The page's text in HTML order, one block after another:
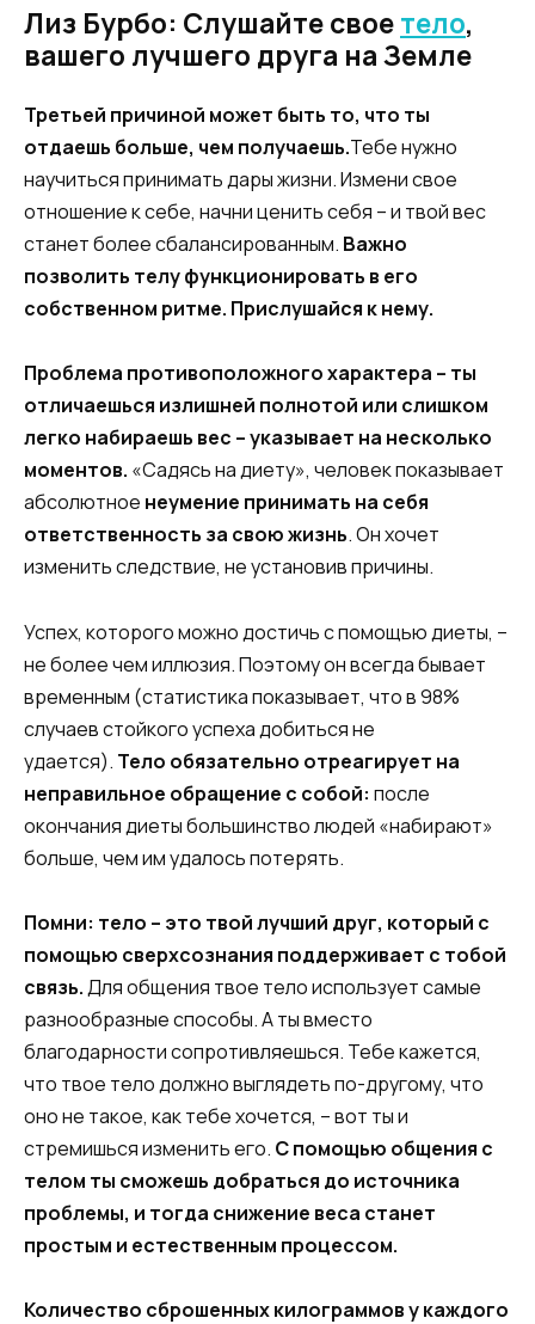
Лиз Бурбо: Слушайте своетело,
вашего лучшего друга на Земле
Третьей причиной может быть то, что ты
отдаешь больше, чем получаешь.Тебе нужно
научиться принимать дары жизни. Измени свое
отношение к себе, начни ценить себя – и твой вес
станет более сбалансированным. Важно
позволить телу функционировать в его
собственном ритме. Прислушайся к нему.
Проблема противоположного характера – ты
отличаешься излишней полнотой или слишком
легко набираешь вес – указывает на несколько
моментов. «Садясь на диету», человек показывает
абсолютное неумение принимать на себя
ответственность за свою жизнь. Он хочет
изменить следствие, не установив причины.
Успех, которого можно достичь с помощью диеты, –
не более чем иллюзия. Поэтому он всегда бывает
временным (статистика показывает, что в 98%
случаев стойкого успеха добиться не
удается). Тело обязательно отреагирует на
неправильное обращение с собой: после
окончания диеты большинство людей «набирают»
больше, чем им удалось потерять.
Помни: тело – это твой лучший друг, который с
помощью сверхсознания поддерживает с тобой
связь.Для общения твое тело использует самые
разнообразные способы. А ты вместо
благодарности сопротивляешься. Тебе кажется,
что твое тело должно выглядеть по-другому, что
оно не такое, как тебе хочется, – вот ты и
стремишься изменить его. С помощью общения с
телом ты сможешь добраться до источника
проблемы, и тогда снижение веса станет
простым и естественным процессом.
Количество сброшенных килограммов у каждого